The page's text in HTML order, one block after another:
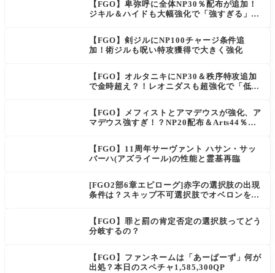
【FGO】卑弥呼に全体NP30％配布が追加！
ジキル＆ハイドも大幅強化で「強すぎる」の
【FGO】剣ジルにNP100チャージ条件追
加！術ジルも呪い特攻獲得で大きく強化
【FGO】オルタニキにNP30＆秩序特攻追加
で金時超え？！レオニダスも超強化で「低レ
【FGO】メフィストとアマデウスが強化、ア
マデウス強すぎ！？NP20配布＆Arts44％強
【FGO】11周年サーヴァント ハサン・サッ
バーハ(アズライール)の性能と霊基再臨
[FGO2部6章エピローグ]赤字の選択肢の出現
条件は？スキップ不可選択肢でオベロンを疑
上がり出てくる
【FGO】罪と罰の肯定否定の選択肢ってどう
分岐するの？
【FGO】ファンネームは「あーぱーず」何が
出処？本日のスペチャ1,585,300QP